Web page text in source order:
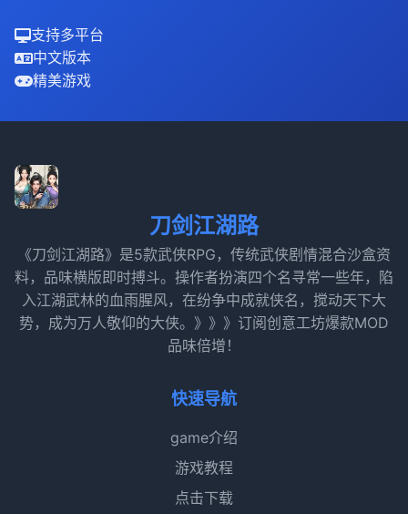
支持多平台
中文版本
精美游戏
刀剑江湖路
《刀剑江湖路》是5款武侠RPG，传统武侠剧情混合沙盒资
料，品味横版即时搏斗。操作者扮演四个名寻常一些年，陷
入江湖武林的血雨腥风，在纷争中成就侠名，搅动天下大
势，成为万人敬仰的大侠。》》》订阅创意工坊爆款MOD
品味倍增！
快速导航
game介绍
游戏教程
点击下载